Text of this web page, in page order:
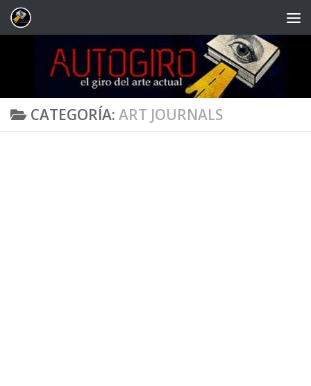
Saltar al contenido
CATEGORÍA: ART JOURNALS